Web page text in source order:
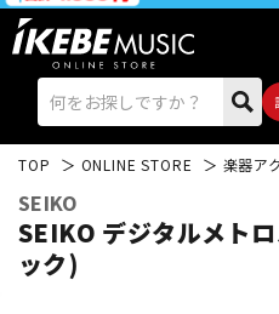
TOP ONLINE STORE 楽器ア
SEIKO
SEIKO デジタルメト
ック)